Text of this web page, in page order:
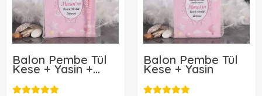
Balon Pembe Tül
Kese + Yasin +
Tesbih 29,00 TL
Balon Pembe Tül
Kese + Yasin
17,00 TL